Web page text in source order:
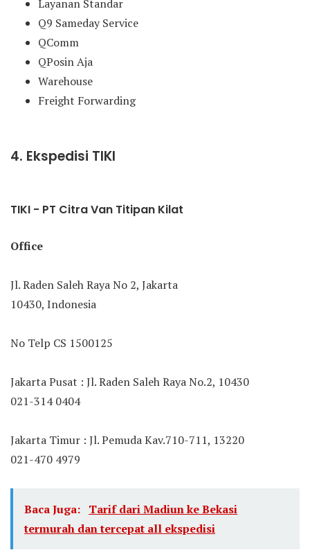
Layanan Standar
Q9 Sameday Service
QComm
QPosin Aja
Warehouse
Freight Forwarding
4. Ekspedisi TIKI
TIKI - PT Citra Van Titipan Kilat
Office
Jl. Raden Saleh Raya No 2, Jakarta
10430, Indonesia
No Telp CS 1500125
Jakarta Pusat : Jl. Raden Saleh Raya No.2, 10430
021-314 0404
Jakarta Timur : Jl. Pemuda Kav.710-711, 13220
021-470 4979
Baca Juga: Tarif dari Madiun ke Bekasi
termurah dan tercepat all ekspedisi